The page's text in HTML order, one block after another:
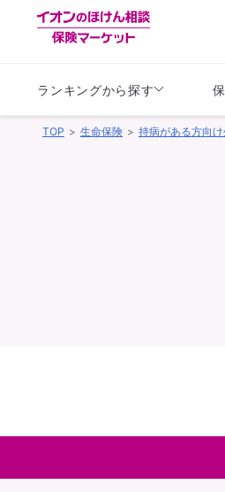
ランキングから探す
スマホ保険
TOP 生命保険 持病がある方向